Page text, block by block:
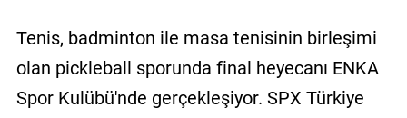
Tenis, badminton ile masa tenisinin birleşimi
olan pickleball sporunda final heyecanı ENKA
Spor Kulübü'nde gerçekleşiyor. SPX Türkiye